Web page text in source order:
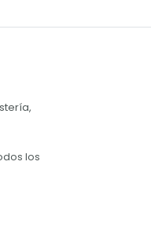
los